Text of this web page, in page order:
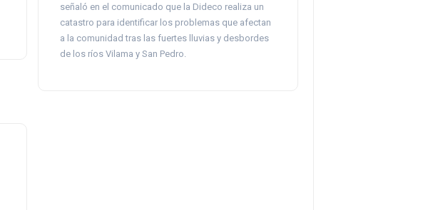
señaló en el comunicado que la Dideco realiza un
catastro para identificar los problemas que afectan
a la comunidad tras las fuertes lluvias y desbordes
de los ríos Vilama y San Pedro.